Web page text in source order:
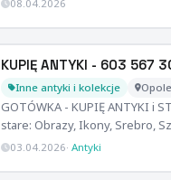
08.04.2026
KUPIĘ ANTYKI - 603 567
Inne antyki i kolekcje Opole
GOTÓWKA - KUPIĘ ANTYKI i
stare: Obrazy, Ikony, Srebro,
03.04.2026·Antyki